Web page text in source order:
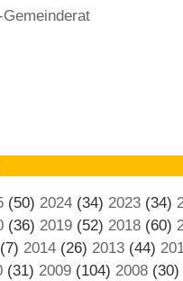
(50) 2024 (34) 2023 (34)
(36) 2019 (52) 2018 (60)
(7) 2014 (26) 2013 (44)
(31) 2009 (104) 2008 (30)